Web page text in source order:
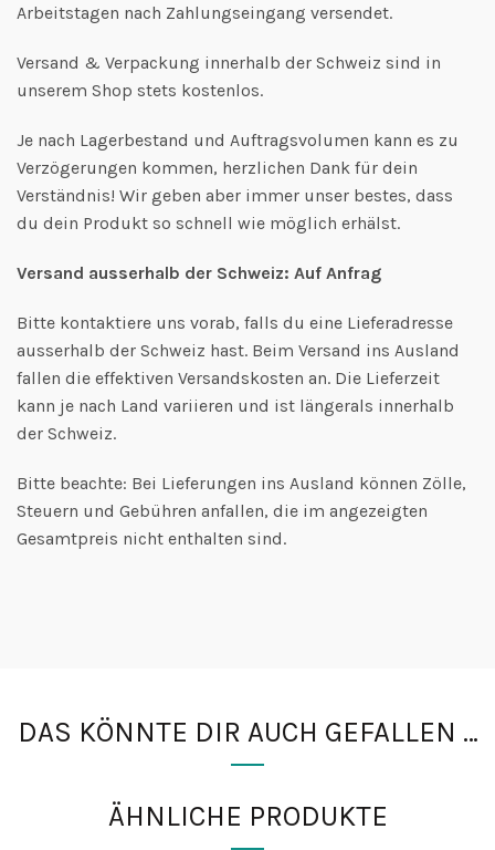
Arbeitstagen nach Zahlungseingang versendet.
Versand & Verpackung innerhalb der Schweiz sind in
unserem Shop stets kostenlos.
Je nach Lagerbestand und Auftragsvolumen kann es zu
Verzögerungen kommen, herzlichen Dank für dein
Verständnis! Wir geben aber immer unser bestes, dass
du dein Produkt so schnell wie möglich erhälst.
Versand ausserhalb der Schweiz: Auf Anfrag
Bitte kontaktiere uns vorab, falls du eine Lieferadresse
ausserhalb der Schweiz hast. Beim Versand ins Ausland
fallen die effektiven Versandskosten an. Die Lieferzeit
kann je nach Land variieren und ist längerals innerhalb
der Schweiz.
Bitte beachte: Bei Lieferungen ins Ausland können Zölle,
Steuern und Gebühren anfallen, die im angezeigten
Gesamtpreis nicht enthalten sind.
DAS KÖNNTE DIR AUCH GEFALLEN …
ÄHNLICHE PRODUKTE